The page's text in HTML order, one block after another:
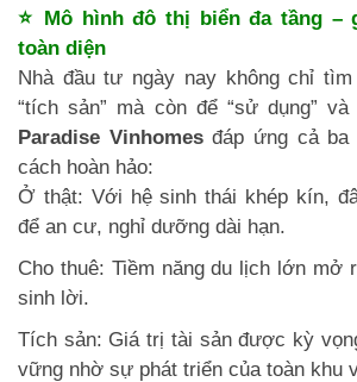
⭐ Mô hình đô thị biển đa tầng –
toàn diện
Nhà đầu tư ngày nay không chỉ
“tích sản” mà còn để “sử dụng” và
Paradise Vinhomesđáp ứng cả ba
cách hoàn hảo:
Ở thật: Với hệ sinh thái khép kín,
để an cư, nghỉ dưỡng dài hạn.
Cho thuê: Tiềm năng du lịch lớn mở
sinh lời.
Tích sản: Giá trị tài sản được kỳ
vững nhờ sự phát triển của toàn khu